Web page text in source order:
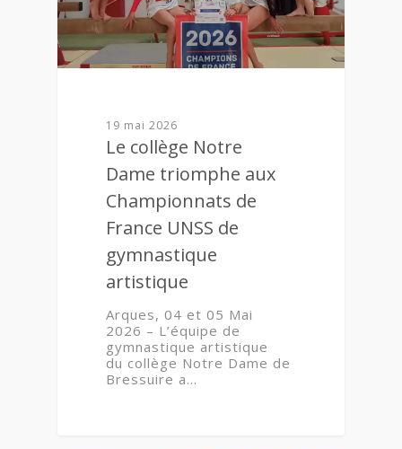
19 mai 2026
Le collège Notre
Dame triomphe aux
Championnats de
France UNSS de
gymnastique
artistique
Arques, 04 et 05 Mai
2026 – L’équipe de
gymnastique artistique
du collège Notre Dame de
Bressuire a…